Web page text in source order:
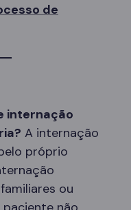
de
internação
A internação
próprio
ou